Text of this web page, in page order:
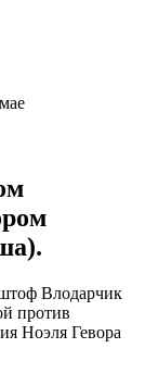
Влодарчик
против
Ноэля Гевора